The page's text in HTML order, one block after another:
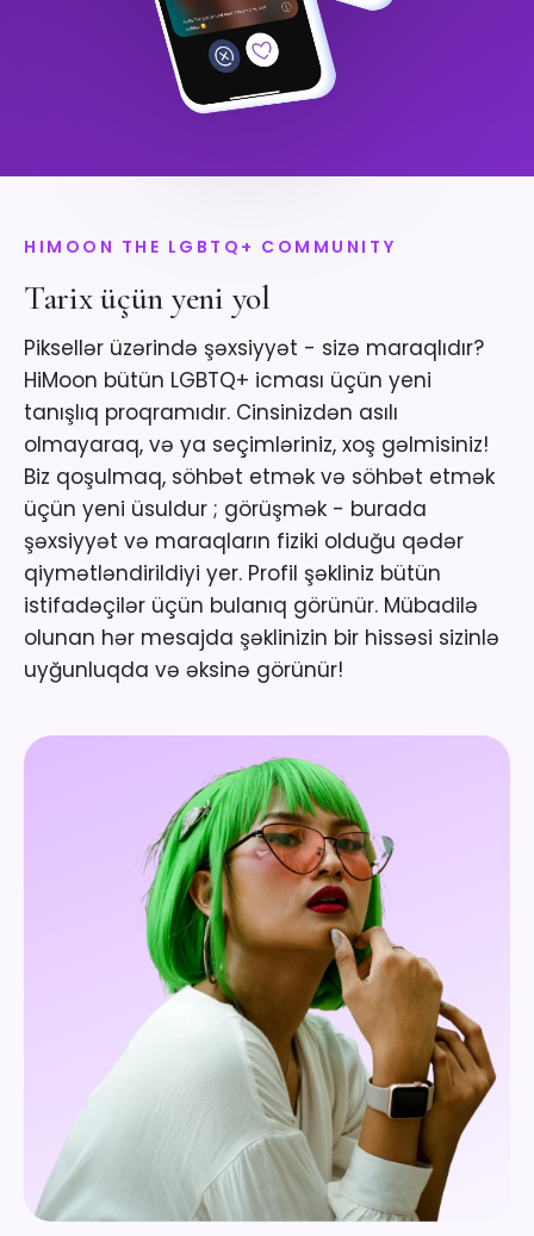
HIMOON THE LGBTQ+ COMMUNITY
Tarix üçün yeni yol
Piksellər üzərində şəxsiyyət - sizə maraqlıdır?
HiMoon bütün LGBTQ+ icması üçün yeni
tanışlıq proqramıdır. Cinsinizdən asılı
olmayaraq, və ya seçimləriniz, xoş gəlmisiniz!
Biz qoşulmaq, söhbət etmək və söhbət etmək
üçün yeni üsuldur ; görüşmək - burada
şəxsiyyət və maraqların fiziki olduğu qədər
qiymətləndirildiyi yer. Profil şəkliniz bütün
istifadəçilər üçün bulanıq görünür. Mübadilə
olunan hər mesajda şəklinizin bir hissəsi sizinlə
uyğunluqda və əksinə görünür!